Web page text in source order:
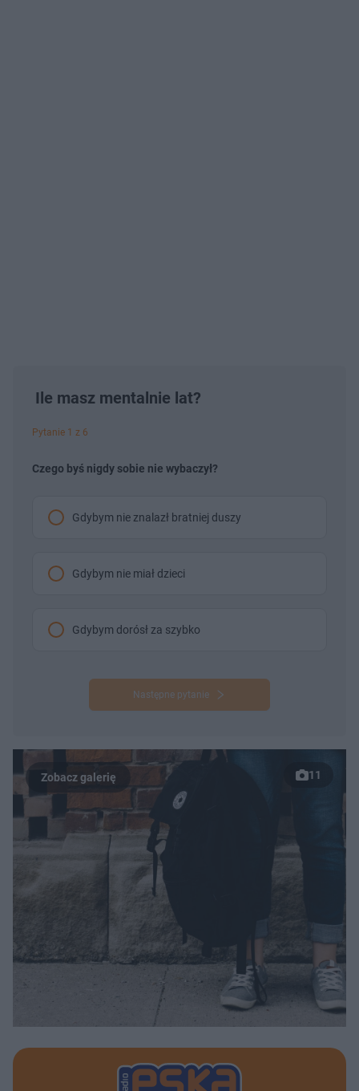
Ile masz mentalnie lat?
Pytanie 1 z 6
Czego byś nigdy sobie nie wybaczył?
Gdybym nie znalazł bratniej duszy
Gdybym nie miał dzieci
Gdybym dorósł za szybko
Następne pytanie
11